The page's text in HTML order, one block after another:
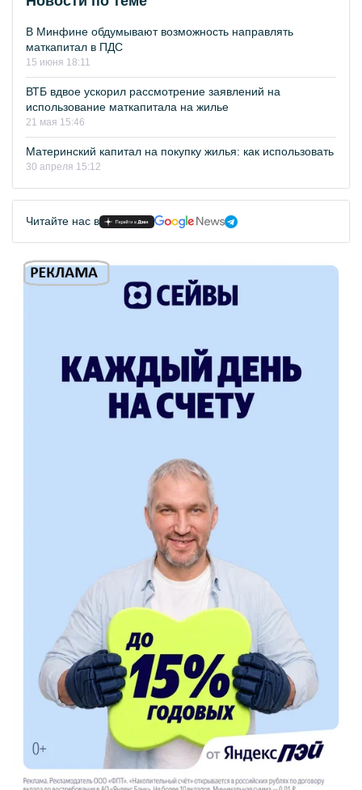
В Минфине обдумывают возможность направлять
маткапитал в ПДС
15 июня 18:11
ВТБ вдвое ускорил рассмотрение заявлений на
использование маткапитала на жилье
21 мая 15:46
Материнский капитал на покупку жилья: как использовать
30 апреля 15:12
Читайте нас в